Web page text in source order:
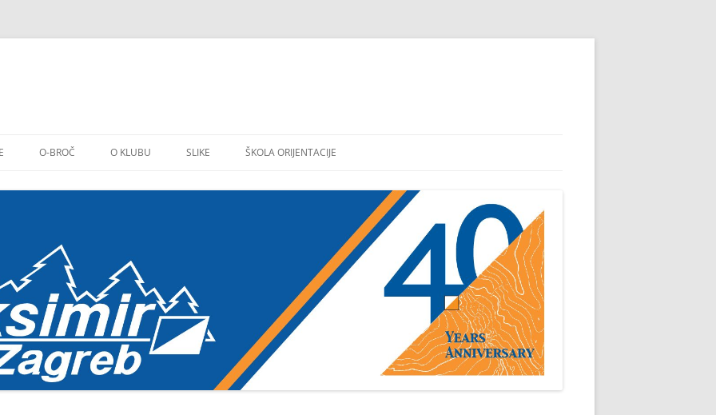
O-BROČ O KLUBU SLIKE ŠKOLA ORIJENTACIJE